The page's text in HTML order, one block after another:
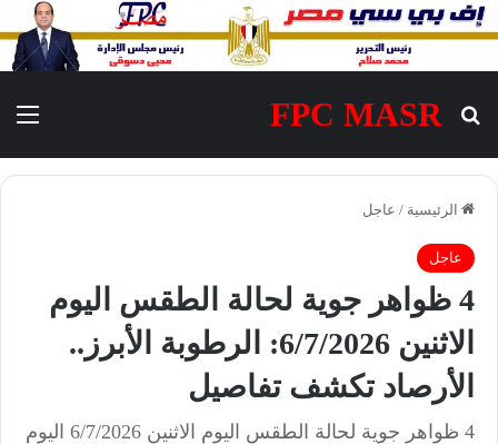
FPC MASR
بحث عن
الرئيسية / عاجل
عاجل
4 ظواهر جوية لحالة الطقس اليوم
الاثنين 6/7/2026: الرطوبة الأبرز..
الأرصاد تكشف تفاصيل
4 ظواهر جوية لحالة الطقس اليوم الاثنين 6/7/2026 اليوم